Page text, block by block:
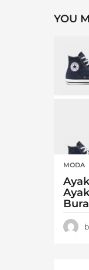
YOU
MODA